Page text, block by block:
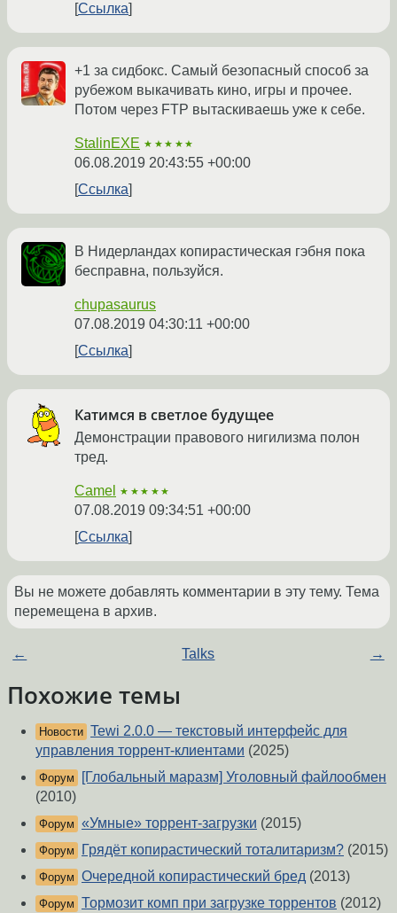
Ссылка
+1 за сидбокс. Самый безопасный способ за
рубежом выкачивать кино, игры и прочее.
Потом через FTP вытаскиваешь уже к себе.
StalinEXE ★★★★★
06.08.2019 20:43:55 +00:00
Ссылка
В Нидерландах копирастическая гэбня пока
бесправна, пользуйся.
chupasaurus
07.08.2019 04:30:11 +00:00
Ссылка
Катимся в светлое будущее
Демонстрации правового нигилизма полон
тред.
Camel ★★★★★
07.08.2019 09:34:51 +00:00
Ссылка
Вы не можете добавлять комментарии в эту тему. Тема
перемещена в архив.
← Talks →
Похожие темы
Новости Tewi 2.0.0 — текстовый интерфейс для
управления торрент-клиентами (2025)
Форум
[Глобальный маразм] Уголовный файлообмен
(2010)
Форум «Умные» торрент-загрузки (2015)
Форум Грядёт копирастический тоталитаризм? (2015)
Форум Очередной копирастический бред (2013)
Форум Тормозит комп при загрузке торрентов (2012)